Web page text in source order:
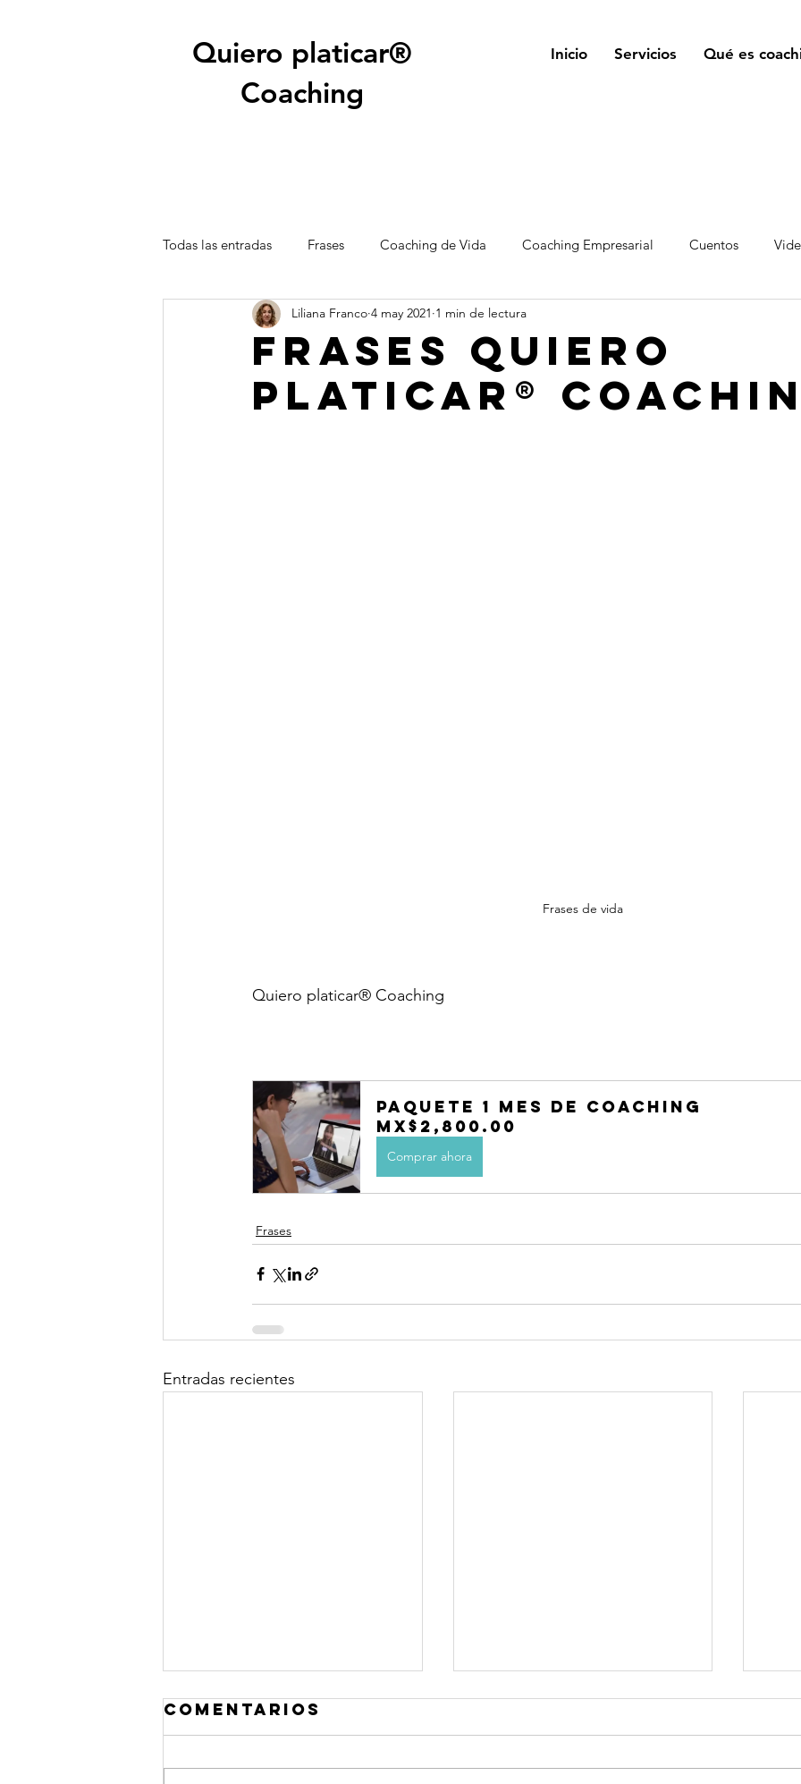
Quiero platicar®
Coaching
Inicio Servicios Qué es
Todas las entradas Frases Coaching de Vida Coaching Empresarial Cuentos
Frases Quiero
platicar®
Liliana Franco 4 may 2021 1 min de lectura
Frases de vida
Quiero platicar® Coaching
Paquete 1 mes de Coaching
MX$2,800.00
Comprar ahora
Frases
Entradas recientes
Comentarios